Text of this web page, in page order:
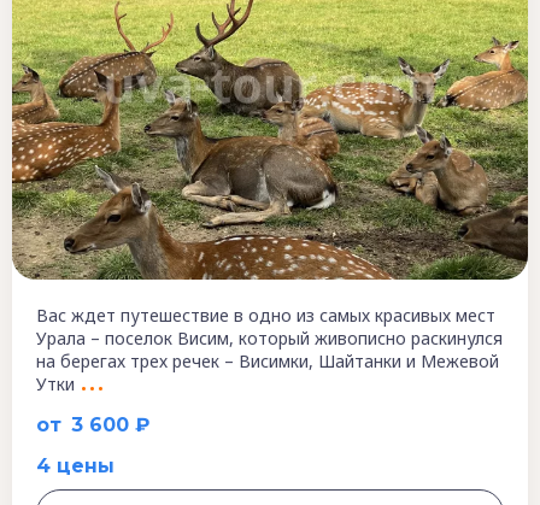
от 3 600 ₽
Вас ждет путешествие в одно из самых красивых мест
Урала – поселок Висим, который живописно раскинулся
на берегах трех речек – Висимки, Шайтанки и Межевой
Утки
4 цены